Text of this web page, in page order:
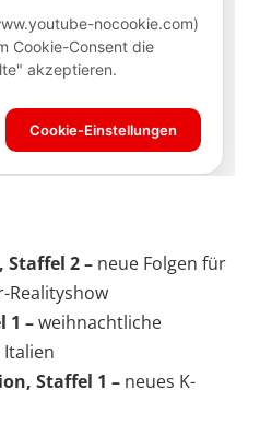
2 – neue Folgen für
Realityshow
1 –weihnachtliche
Staffel 1 – neues K-